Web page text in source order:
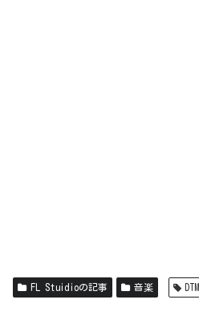
FL Stuidioの記事 音楽 DTM